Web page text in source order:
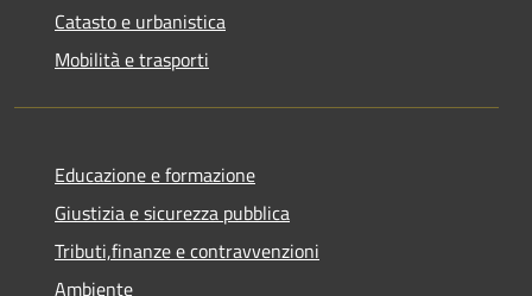
Catasto e urbanistica
Mobilità e trasporti
Educazione e formazione
Giustizia e sicurezza pubblica
Tributi,finanze e contravvenzioni
Ambiente